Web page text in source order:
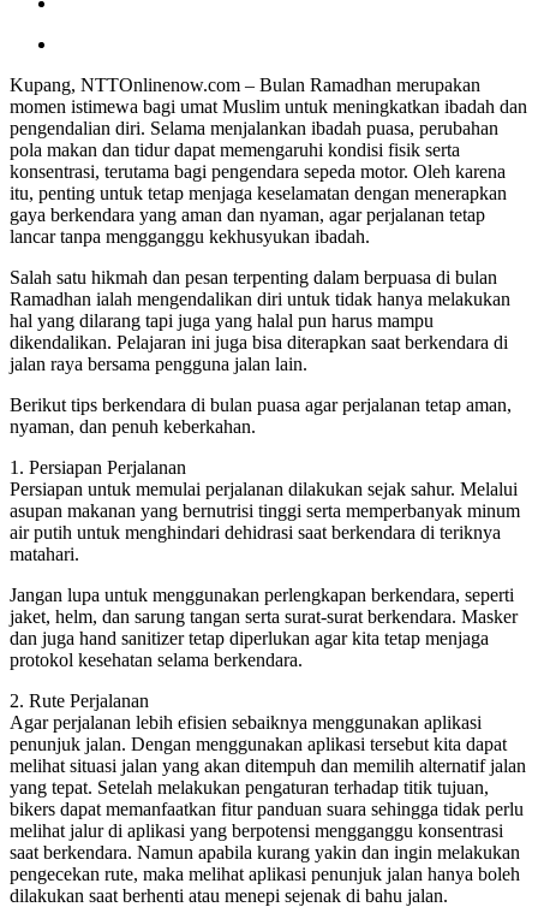
Kupang, NTTOnlinenow.com – Bulan Ramadhan merupakan
momen istimewa bagi umat Muslim untuk meningkatkan ibadah dan
pengendalian diri. Selama menjalankan ibadah puasa, perubahan
pola makan dan tidur dapat memengaruhi kondisi fisik serta
konsentrasi, terutama bagi pengendara sepeda motor. Oleh karena
itu, penting untuk tetap menjaga keselamatan dengan menerapkan
gaya berkendara yang aman dan nyaman, agar perjalanan tetap
lancar tanpa mengganggu kekhusyukan ibadah.
Salah satu hikmah dan pesan terpenting dalam berpuasa di bulan
Ramadhan ialah mengendalikan diri untuk tidak hanya melakukan
hal yang dilarang tapi juga yang halal pun harus mampu
dikendalikan. Pelajaran ini juga bisa diterapkan saat berkendara di
jalan raya bersama pengguna jalan lain.
Berikut tips berkendara di bulan puasa agar perjalanan tetap aman,
nyaman, dan penuh keberkahan.
1. Persiapan Perjalanan
Persiapan untuk memulai perjalanan dilakukan sejak sahur. Melalui
asupan makanan yang bernutrisi tinggi serta memperbanyak minum
air putih untuk menghindari dehidrasi saat berkendara di teriknya
matahari.
Jangan lupa untuk menggunakan perlengkapan berkendara, seperti
jaket, helm, dan sarung tangan serta surat-surat berkendara. Masker
dan juga hand sanitizer tetap diperlukan agar kita tetap menjaga
protokol kesehatan selama berkendara.
2. Rute Perjalanan
Agar perjalanan lebih efisien sebaiknya menggunakan aplikasi
penunjuk jalan. Dengan menggunakan aplikasi tersebut kita dapat
melihat situasi jalan yang akan ditempuh dan memilih alternatif jalan
yang tepat. Setelah melakukan pengaturan terhadap titik tujuan,
bikers dapat memanfaatkan fitur panduan suara sehingga tidak perlu
melihat jalur di aplikasi yang berpotensi mengganggu konsentrasi
saat berkendara. Namun apabila kurang yakin dan ingin melakukan
pengecekan rute, maka melihat aplikasi penunjuk jalan hanya boleh
dilakukan saat berhenti atau menepi sejenak di bahu jalan.